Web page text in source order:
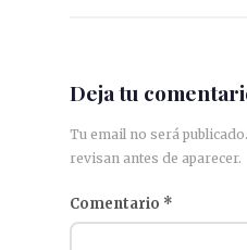
Deja tu
Tu email no será
revisan antes de aparecer.
Comentario *